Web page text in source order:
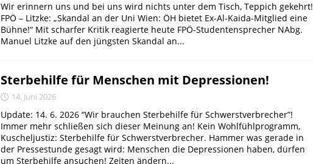
Wir erinnern uns und bei uns wird nichts unter dem Tisch, Teppich gekehrt!
FPÖ – Litzke: „Skandal an der Uni Wien: ÖH bietet Ex-Al-Kaida-Mitglied eine
Bühne!“ ​Mit scharfer Kritik reagierte heute FPÖ-Studentensprecher NAbg.
Manuel Litzke auf den jüngsten Skandal an...
Sterbehilfe für Menschen mit Depressionen!
14. Juni 2026
Update: 14. 6. 2026 “Wir brauchen Sterbehilfe für Schwerstverbrecher”!
Immer mehr schließen sich dieser Meinung an! Kein Wohlfühlprogramm,
Kuscheljustiz: Sterbehilfe für Schwerstverbrecher. Hammer was gerade in
der Pressestunde gesagt wird: Menschen die Depressionen haben, dürfen
um Sterbehilfe ansuchen! Zeiten ändern...